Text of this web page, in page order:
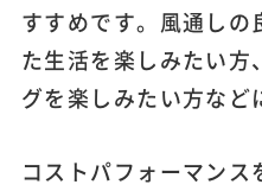
すすめです。風通しの
た生活を楽しみたい方
グを楽しみたい方など
コストパフォーマン